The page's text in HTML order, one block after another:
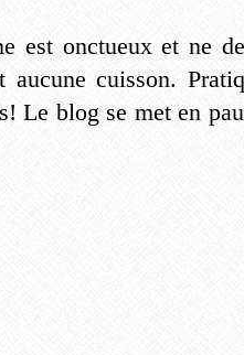
est onctueux et ne
aucune cuisson.
Le blog se met en